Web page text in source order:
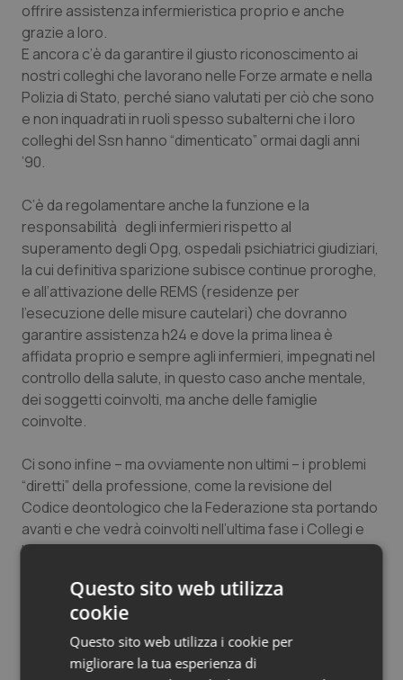
offrire assistenza infermieristica proprio e anche
grazie a loro.
E ancora c’è da garantire il giusto riconoscimento ai
nostri colleghi che lavorano nelle Forze armate e nella
Polizia di Stato, perché siano valutati per ciò che sono
e non inquadrati in ruoli spesso subalterni che i loro
colleghi del Ssn hanno “dimenticato” ormai dagli anni
’90.
C’è da regolamentare anche la funzione e la
responsabilità degli infermieri rispetto al
superamento degli Opg, ospedali psichiatrici giudiziari,
la cui definitiva sparizione subisce continue proroghe,
e all’attivazione delle REMS (residenze per
l’esecuzione delle misure cautelari) che dovranno
garantire assistenza h24 e dove la prima linea è
affidata proprio e sempre agli infermieri, impegnati nel
controllo della salute, in questo caso anche mentale,
dei soggetti coinvolti, ma anche delle famiglie
coinvolte.
Ci sono infine – ma ovviamente non ultimi – i problemi
“diretti” della professione, come la revisione del
Codice deontologico che la Federazione sta portando
avanti e che vedrà coinvolti nell’ultima fase i Collegi e
l’intera comunità infermieristica e la difesa
con altre professionalità, ma soprattutto sconosciuta
nei suoi reali contenuti, nelle capacità e nelle
competenze che ormai i nostri professionisti
garantiscono ogni giorno con la loro attività.
Questo sito web utilizza
cookie
Questo sito web utilizza i cookie per
migliorare la tua esperienza di